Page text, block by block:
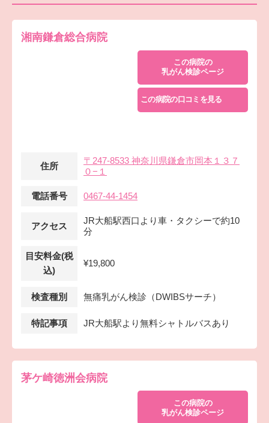
湘南鎌倉総合病院
この病院の
乳がん検診ページ
この病院の口コミを見る
住所
〒247-8533 神奈川県鎌倉市岡本１３７
０−１
電話番号 0467-44-1454
アクセス
JR大船駅西口より車・タクシーで約10
分
目安料金(税
込)
¥19,800
検査種別 無痛乳がん検診（DWIBSサーチ）
特記事項 JR大船駅より無料シャトルバスあり
茅ケ崎徳洲会病院
この病院の
乳がん検診ページ